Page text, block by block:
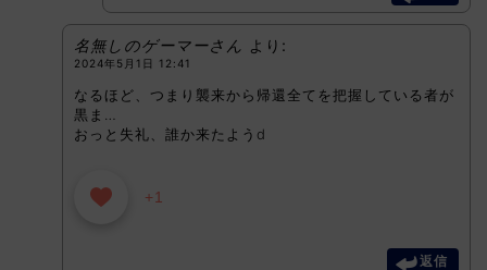
名無しのゲーマーさん より:
2024年5月1日 12:41
なるほど、つまり襲来から帰還全てを把握している者が
黒ま…
おっと失礼、誰か来たようd
+1
返信